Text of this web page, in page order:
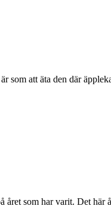
som att äta den där
som har varit. Det här